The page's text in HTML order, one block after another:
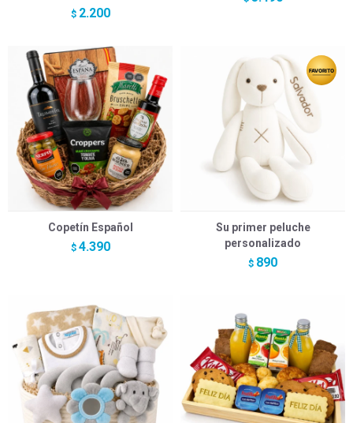
$ 2.200
Copetín Español
$ 4.390
Su primer peluche
personalizado
$ 890